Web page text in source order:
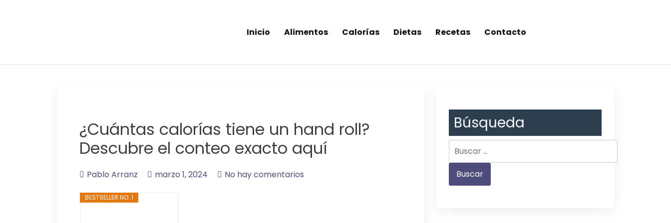
Inicio Alimentos Calorías Dietas Recetas Contacto
¿Cuántas calorías tiene un hand roll?
Descubre el conteo exacto aquí
Pablo Arranz marzo 1, 2024 No hay comentarios
BESTSELLER NO. 1
Búsqueda